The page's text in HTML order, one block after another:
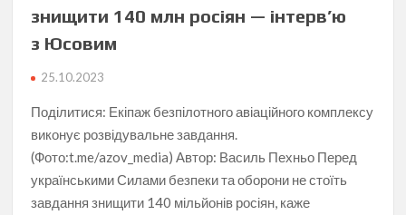
знищити 140 млн росіян — інтерв’ю
з Юсовим
25.10.2023
Поділитися: Екіпаж безпілотного авіаційного комплексу
виконує розвідувальне завдання.
(Фото:t.me/azov_media) Автор: Василь Пехньо Перед
українськими Силами безпеки та оборони не стоїть
завдання знищити 140 мільйонів росіян, каже